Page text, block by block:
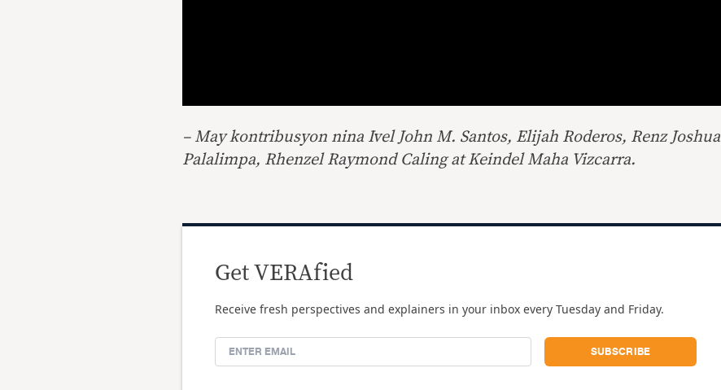
– May kontribusyon nina Ivel John M. Santos, Elijah Roderos, Renz Joshua
Palalimpa, Rhenzel Raymond Caling at Keindel Maha Vizcarra.
Get VERAfied
Receive fresh perspectives and explainers in your inbox every Tuesday and Friday.